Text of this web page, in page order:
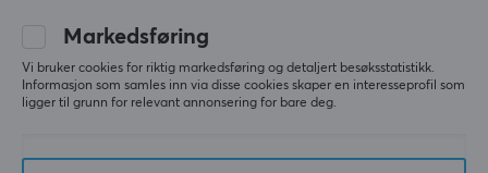
Markedsføring
Vi bruker cookies for riktig markedsføring og detaljert besøksstatistikk.
Informasjon som samles inn via disse cookies skaper en interesseprofil som
ligger til grunn for relevant annonsering for bare deg.